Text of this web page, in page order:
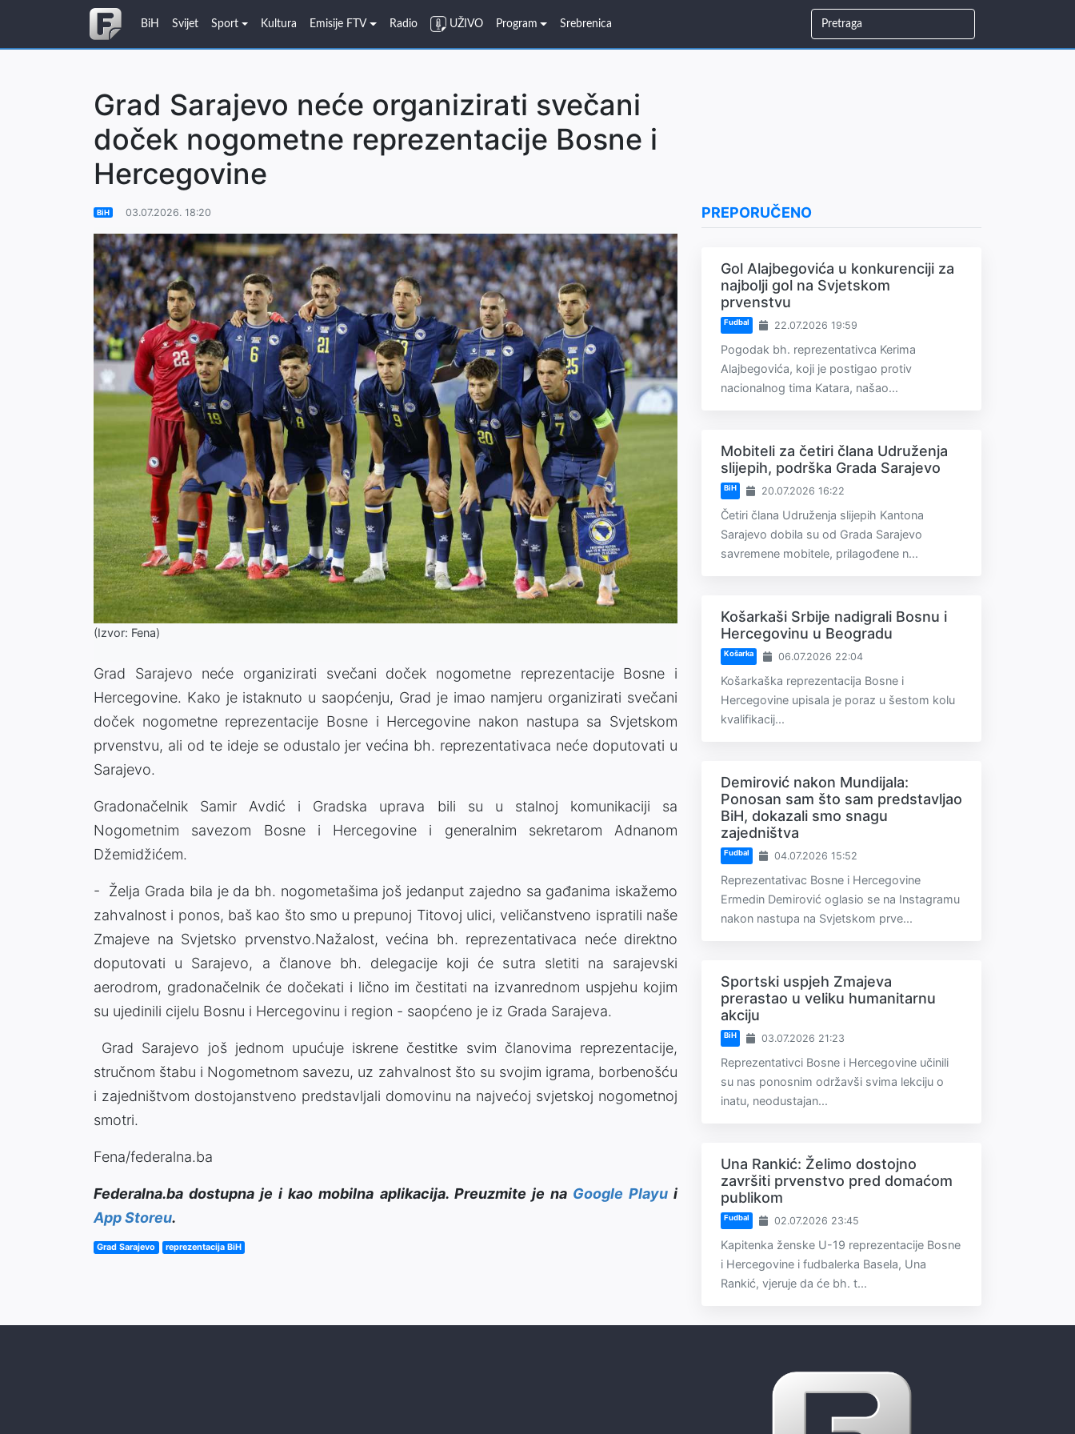
BiH Svijet Sport Kultura Emisije FTV Radio UŽIVO Program Srebrenica
Grad Sarajevo neće organizirati svečani
doček nogometne reprezentacije Bosne i
Hercegovine
BiH 03.07.2026. 18:20
(Izvor: Fena)
Grad Sarajevo neće organizirati svečani doček nogometne reprezentacije Bosne i
Hercegovine. Kako je istaknuto u saopćenju, Grad je imao namjeru organizirati svečani
doček nogometne reprezentacije Bosne i Hercegovine nakon nastupa sa Svjetskom
prvenstvu, ali od te ideje se odustalo jer većina bh. reprezentativaca neće doputovati u
Sarajevo.
Gradonačelnik Samir Avdić i Gradska uprava bili su u stalnoj komunikaciji sa
Nogometnim savezom Bosne i Hercegovine i generalnim sekretarom Adnanom
Džemidžićem.
- Želja Grada bila je da bh. nogometašima još jedanput zajedno sa gađanima iskažemo
zahvalnost i ponos, baš kao što smo u prepunoj Titovoj ulici, veličanstveno ispratili naše
Zmajeve na Svjetsko prvenstvo.Nažalost, većina bh. reprezentativaca neće direktno
doputovati u Sarajevo, a članove bh. delegacije koji će sutra sletiti na sarajevski
aerodrom, gradonačelnik će dočekati i lično im čestitati na izvanrednom uspjehu kojim
su ujedinili cijelu Bosnu i Hercegovinu i region - saopćeno je iz Grada Sarajeva.
Grad Sarajevo još jednom upućuje iskrene čestitke svim članovima reprezentacije,
stručnom štabu i Nogometnom savezu, uz zahvalnost što su svojim igrama, borbenošću
i zajedništvom dostojanstveno predstavljali domovinu na najvećoj svjetskoj nogometnoj
smotri.
Fena/federalna.ba
Federalna.ba dostupna je i kao mobilna aplikacija. Preuzmite je na Google Playui
App Storeu.
Grad Sarajevo reprezentacija BiH
PREPORUČENO
Gol Alajbegovića u konkurenciji za
najbolji gol na Svjetskom
prvenstvu
Fudbal 22.07.2026 19:59
Pogodak bh. reprezentativca Kerima
Alajbegovića, koji je postigao protiv
nacionalnog tima Katara, našao...
Mobiteli za četiri člana Udruženja
slijepih, podrška Grada Sarajevo
BiH 20.07.2026 16:22
Četiri člana Udruženja slijepih Kantona
Sarajevo dobila su od Grada Sarajevo
savremene mobitele, prilagođene n...
Košarkaši Srbije nadigrali Bosnu i
Hercegovinu u Beogradu
Košarka 06.07.2026 22:04
Košarkaška reprezentacija Bosne i
Hercegovine upisala je poraz u šestom kolu
kvalifikacij...
Demirović nakon Mundijala:
Ponosan sam što sam predstavljao
BiH, dokazali smo snagu
zajedništva
Fudbal 04.07.2026 15:52
Reprezentativac Bosne i Hercegovine
Ermedin Demirović oglasio se na Instagramu
nakon nastupa na Svjetskom prve...
Sportski uspjeh Zmajeva
prerastao u veliku humanitarnu
akciju
BiH 03.07.2026 21:23
Reprezentativci Bosne i Hercegovine učinili
su nas ponosnim održavši svima lekciju o
inatu, neodustajan...
Una Rankić: Želimo dostojno
završiti prvenstvo pred domaćom
publikom
Fudbal 02.07.2026 23:45
Kapitenka ženske U-19 reprezentacije Bosne
i Hercegovine i fudbalerka Basela, Una
Rankić, vjeruje da će bh. t...